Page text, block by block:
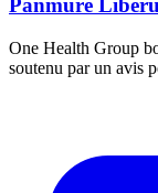
Panmure
One Health Group
soutenu par un avis